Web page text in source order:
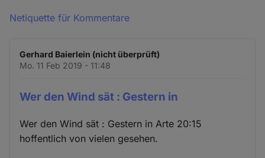
Netiquette für Kommentare
Gerhard Baierlein (nicht überprüft)
Mo. 11 Feb 2019 - 11:48
Wer den Wind sät : Gestern in
Wer den Wind sät : Gestern in Arte 20:15
hoffentlich von vielen gesehen.